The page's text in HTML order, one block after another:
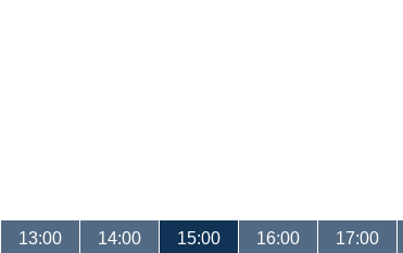
13:00 14:00 15:00 16:00 17:00